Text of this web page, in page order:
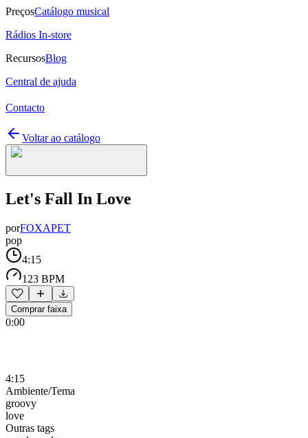
PreçosCatálogo musical
Rádios In-store
RecursosBlog
Central de ajuda
Contacto
Voltar ao catálogo
Let's Fall In Love
porFOXAPET
pop
4:15
123 BPM
Comprar faixa
0:00
4:15
Ambiente/Tema
groovy
love
Outras tags